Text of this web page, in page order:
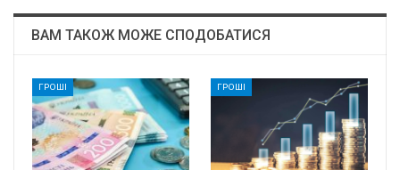
ВАМ ТАКОЖ МОЖЕ СПОДОБАТИСЯ
ГРОШІ ГРОШІ